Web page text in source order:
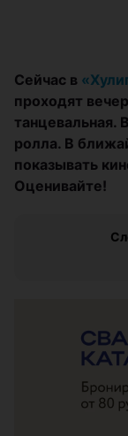
Сейчас в
проходят
танцевальная.
ролла. В
показывать
Оценивайте!